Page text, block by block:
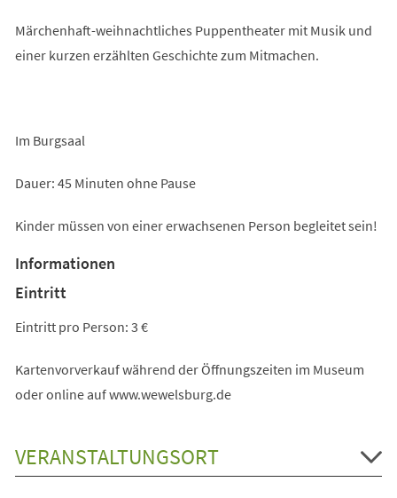
Märchenhaft-weihnachtliches Puppentheater mit Musik und
einer kurzen erzählten Geschichte zum Mitmachen.
Im Burgsaal
Dauer: 45 Minuten ohne Pause
Kinder müssen von einer erwachsenen Person begleitet sein!
Informationen
Eintritt
Eintritt pro Person: 3 €
Kartenvorverkauf während der Öffnungszeiten im Museum
oder online auf www.wewelsburg.de
VERANSTALTUNGSORT